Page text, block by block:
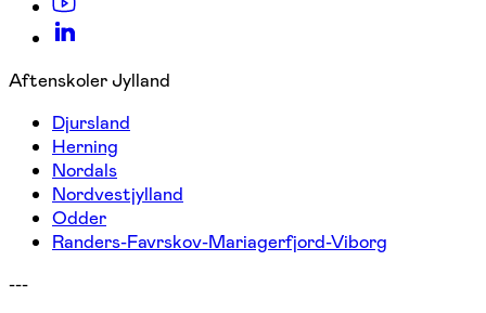
Aftenskoler Jylland
Djursland
Herning
Nordals
Nordvestjylland
Odder
Randers-Favrskov-Mariagerfjord-Viborg
---